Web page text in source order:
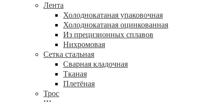
Лента
Холоднокатаная упаковочная
Холоднокатаная оцинкованная
Из прецизионных сплавов
Нихромовая
Сетка стальная
Сварная кладочная
Тканая
Плетёная
Трос